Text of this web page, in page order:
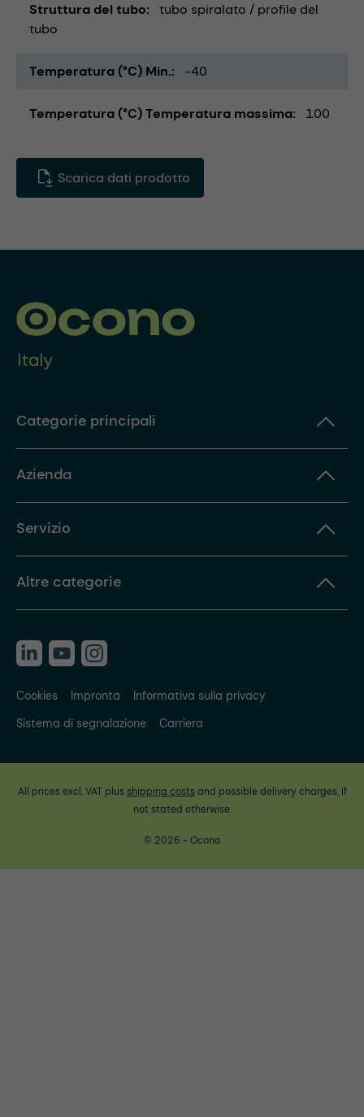
Struttura del tubo
tubo spiralato / profile del
tubo
Temperatura (°C) Min. -40
Temperatura (°C) Temperatura massima 100
Scarica dati prodotto
Categorie principali
Azienda
Servizio
Altre categorie
Cookies Impronta
Informativa sulla privacy
Sistema di segnalazione
Carriera
All prices excl. VAT plus shipping costsand possible delivery charges, if
not stated otherwise.
© 2026 - Ocono